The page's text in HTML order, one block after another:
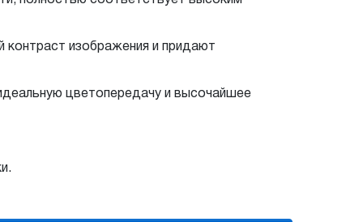
контраст изображения и придают
цветопередачу и высочайшее